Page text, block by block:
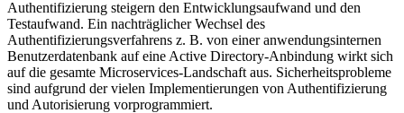
Authentifizierung steigern den Entwicklungsaufwand und den
Testaufwand. Ein nachträglicher Wechsel des
Authentifizierungsverfahrens z. B. von einer anwendungsinternen
Benutzerdatenbank auf eine Active Directory-Anbindung wirkt sich
auf die gesamte Microservices-Landschaft aus. Sicherheitsprobleme
sind aufgrund der vielen Implementierungen von Authentifizierung
und Autorisierung vorprogrammiert.